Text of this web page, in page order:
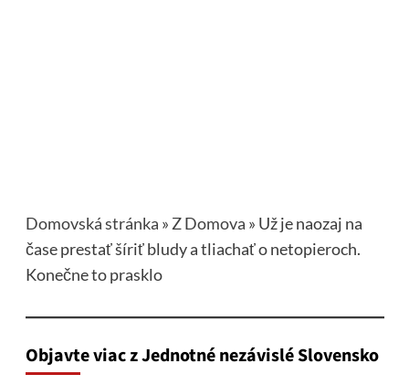
Domovská stránka » Z Domova » Už je naozaj na
čase prestať šíriť bludy a tliachať o netopieroch.
Konečne to prasklo
Objavte viac z Jednotné nezávislé Slovensko